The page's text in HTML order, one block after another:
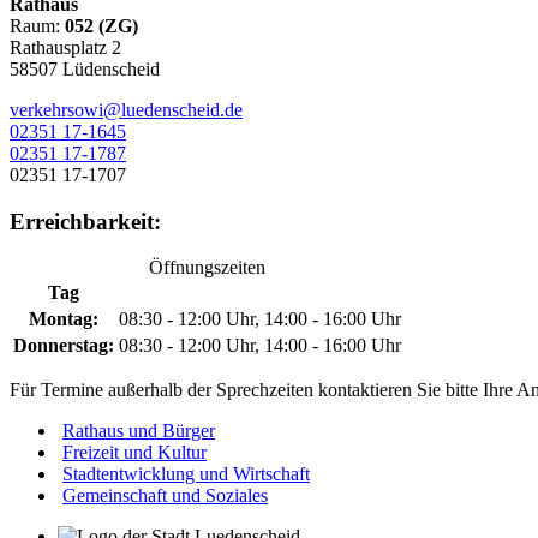
Raum: 052 (ZG)
Rathausplatz 2
58507 Lüdenscheid
verkehrsowi@luedenscheid.de
02351 17-1645
02351 17-1787
02351 17-1707
Erreichbarkeit:
Öffnungszeiten
Tag
Montag:
08:30 - 12:00 Uhr, 14:00 - 16:00 Uhr
Donnerstag: 08:30 - 12:00 Uhr, 14:00 - 16:00 Uhr
Für Termine außerhalb der Sprechzeiten kontaktieren Sie bitte Ihre
Rathaus und Bürger
Freizeit und Kultur
Stadtentwicklung und Wirtschaft
Gemeinschaft und Soziales